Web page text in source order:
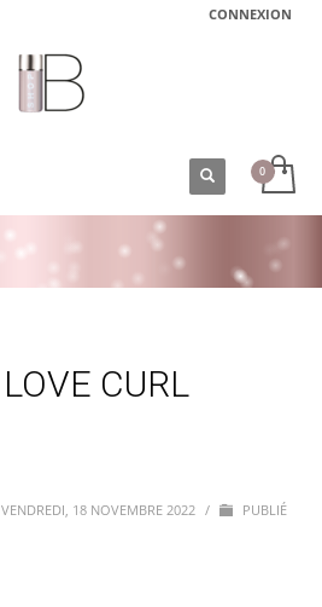
CONNEXION
LOVE CURL
VENDREDI, 18 NOVEMBRE 2022 /
PUBLIÉ